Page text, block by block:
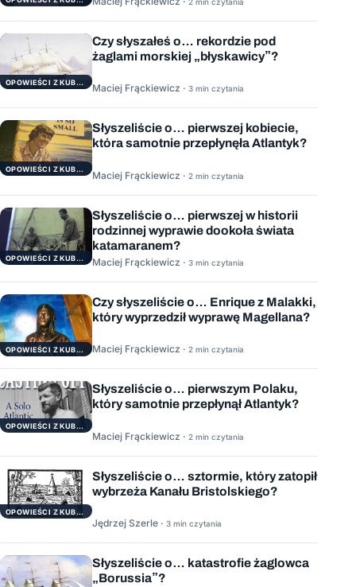
OPOWIEŚCI Z KUBRYKU
Czy słyszałeś o… rekordzie pod
żaglami morskiej „błyskawicy”?
Maciej Frąckiewicz · 3 min czytania
OPOWIEŚCI Z KUBRYKU
Słyszeliście o… pierwszej kobiecie,
która samotnie przepłynęła Atlantyk?
Maciej Frąckiewicz · 2 min czytania
OPOWIEŚCI Z KUBRYKU
Słyszeliście o… pierwszej w historii
rodzinnej wyprawie dookoła świata
katamaranem?
Maciej Frąckiewicz · 3 min czytania
OPOWIEŚCI Z KUBRYKU
Czy słyszeliście o… Enrique z Malakki,
który wyprzedził wyprawę Magellana?
Maciej Frąckiewicz · 2 min czytania
OPOWIEŚCI Z KUBRYKU
Słyszeliście o… pierwszym Polaku,
który samotnie przepłynął Atlantyk?
Maciej Frąckiewicz · 2 min czytania
OPOWIEŚCI Z KUBRYKU
Słyszeliście o… sztormie, który zatopił
wybrzeża Kanału Bristolskiego?
Jędrzej Szerle · 3 min czytania
Słyszeliście o… katastrofie żaglowca
„Borussia”?